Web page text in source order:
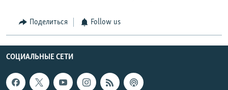
Поделиться Follow us
СОЦИАЛЬНЫЕ СЕТИ